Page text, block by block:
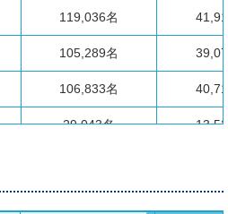
119,036名
105,289名
106,833名
29,043名